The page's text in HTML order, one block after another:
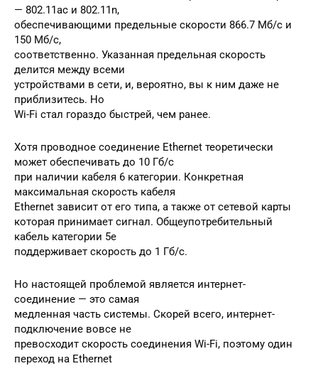
— 802.11ac и 802.11n,
обеспечивающими предельные скорости 866.7 Мб/с и
150 Мб/с,
соответственно. Указанная предельная скорость
делится между всеми
устройствами в сети, и, вероятно, вы к ним даже не
приблизитесь. Но
Wi-Fi стал гораздо быстрей, чем ранее.
Хотя проводное соединение Ethernet теоретически
может обеспечивать до 10 Гб/с
при наличии кабеля 6 категории. Конкретная
максимальная скорость кабеля
Ethernet зависит от его типа, а также от сетевой карты
которая принимает сигнал. Общеупотребительный
кабель категории 5e
поддерживает скорость до 1 Гб/с.
Но настоящей проблемой является интернет-
соединение — это самая
медленная часть системы. Скорей всего, интернет-
подключение вовсе не
превосходит скорость соединения Wi-Fi, поэтому один
переход на Ethernet